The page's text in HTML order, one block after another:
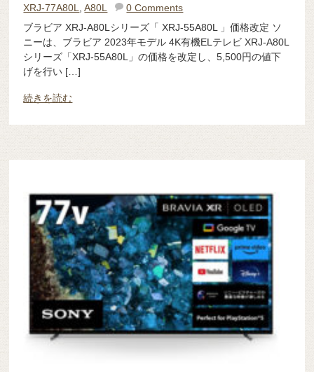
XRJ-77A80L
,A80L
0 Comments
ブラビア XRJ-A80Lシリーズ「 XRJ-55A80L 」価格改定 ソ
ニーは、ブラビア 2023年モデル 4K有機ELテレビ XRJ-A80L
シリーズ「XRJ-55A80L」の価格を改定し、5,500円の値下
げを行い […]
続きを読む